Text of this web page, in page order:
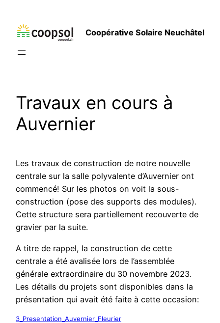
contenu
Coopérative Solaire Neuchâtel
Travaux en cours à
Auvernier
Les travaux de construction de notre nouvelle
centrale sur la salle polyvalente d’Auvernier ont
commencé! Sur les photos on voit la sous-
construction (pose des supports des modules).
Cette structure sera partiellement recouverte de
gravier par la suite.
A titre de rappel, la construction de cette
centrale a été avalisée lors de l’assemblée
générale extraordinaire du 30 novembre 2023.
Les détails du projets sont disponibles dans la
présentation qui avait été faite à cette occasion:
3_Presentation_Auvernier_Fleurier